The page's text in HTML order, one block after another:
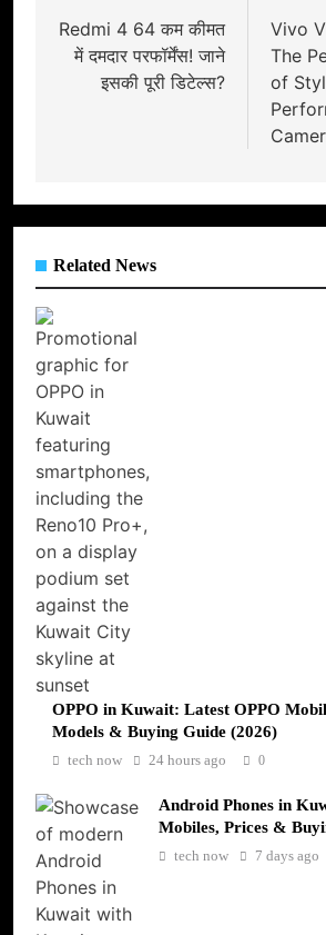
navigation
Redmi 4 64 कम कीमत
में दमदार परफॉर्मेंस! जाने
इसकी पूरी डिटेल्स?
Vivo
The
of
Related News
OPPO in Kuwait: Latest OPPO
Models & Buying Guide (2026)
tech now 24 hours ago 0
Android Phones in
Mobiles, Prices &
tech now 7 days ago